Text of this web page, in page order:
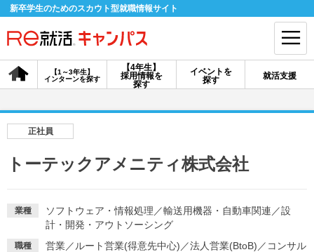
新卒学生のためのスカウト型就職情報サイト
【4年生】
採用情報を
探す
【1～3年生】
インターンを探す
イベントを
探す
就活支援
会員登録 ログイン
採用情報を探す
説明会を探す
インターンを探す
正社員
トーテックアメニティ株式会社
業種 ソフトウェア・情報処理 ／輸送用機器・自動車関連 ／設
計・開発・アウトソーシング
職種 営業／ ルート営業(得意先中心) ／法人営業(BtoB) ／ コンサル